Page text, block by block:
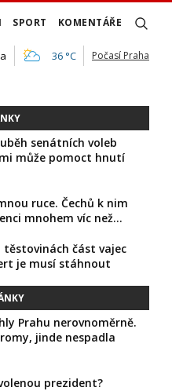
SPORT KOMENTÁŘE
36 °C Počasí Praha
senátních voleb
může pomoct hnutí
ruce. Čechů k nim
mnohem víc než…
těstovinách část vajec
je musí stáhnout
Prahu nerovnoměrně.
jinde nespadla
prezident?